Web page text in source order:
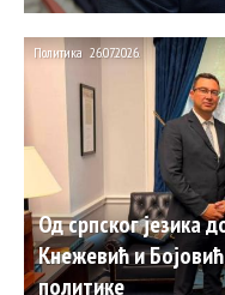
Од српског језика
Кнежевић и
политике
Политика 26.07.2026.